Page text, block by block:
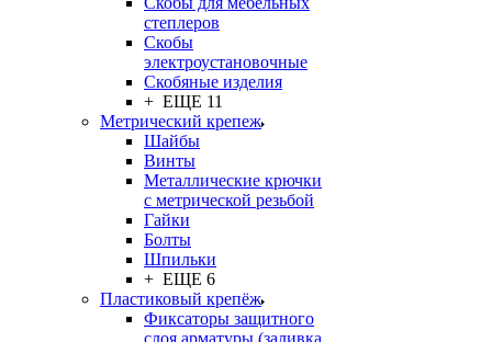
степлеров
Скобы
электроустановочные
Скобяные изделия
+ ЕЩЕ 11
Метрический крепеж
Шайбы
Винты
Металлические крючки
с метрической резьбой
Гайки
Болты
Шпильки
+ ЕЩЕ 6
Пластиковый крепёж
Фиксаторы защитного
слоя арматуры (заливка